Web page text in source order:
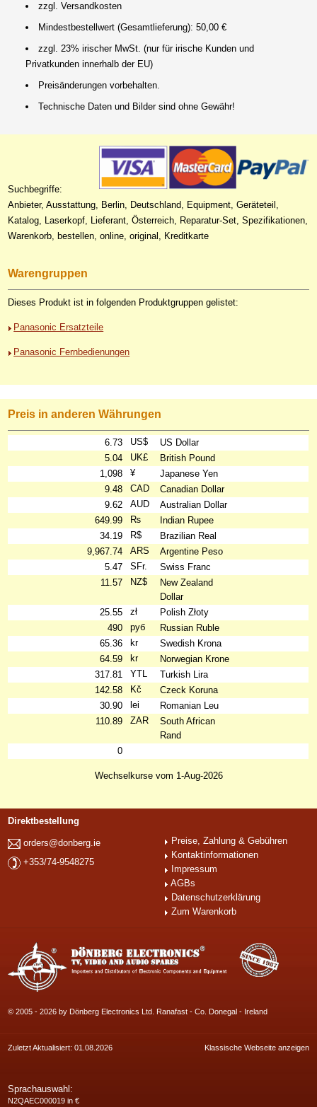
zzgl. Versandkosten
Mindestbestellwert (Gesamtlieferung): 50,00 €
zzgl. 23% irischer MwSt. (nur für irische Kunden und
Privatkunden innerhalb der EU)
Preisänderungen vorbehalten.
Technische Daten und Bilder sind ohne Gewähr!
Suchbegriffe:
Anbieter, Ausstattung, Berlin, Deutschland, Equipment, Geräteteil,
Katalog, Laserkopf, Lieferant, Österreich, Reparatur-Set, Spezifikationen,
Warenkorb, bestellen, online, original, Kreditkarte
Warengruppen
Dieses Produkt ist in folgenden Produktgruppen gelistet:
Panasonic Ersatzteile
Panasonic Fernbedienungen
Preis in anderen Währungen
6.73 US$
US Dollar
5.04
UK£
British Pound
1,098
¥
Japanese Yen
9.48
CAD
Canadian Dollar
9.62
AUD
Australian Dollar
649.99
₨
Indian Rupee
34.19
R$
Brazilian Real
9,967.74
ARS
Argentine Peso
5.47
SFr.
Swiss Franc
11.57
NZ$
New Zealand
Dollar
25.55
zł
Polish Złoty
490
руб
Russian Ruble
65.36
kr
Swedish Krona
64.59
kr
Norwegian Krone
317.81
YTL
Turkish Lira
142.58
Kč
Czeck Koruna
30.90
lei
Romanian Leu
110.89
ZAR
South African
Rand
0
Wechselkurse vom 1-Aug-2026
Direktbestellung
orders@donberg.ie
+353/74-9548275
Preise, Zahlung & Gebühren
Kontaktinformationen
Impressum
AGBs
Datenschutzerklärung
Zum Warenkorb
© 2005 - 2026 by Dönberg Electronics Ltd. Ranafast - Co. Donegal - Ireland
Zuletzt Aktualisiert: 01.08.2026 Klassische Webseite anzeigen
Sprachauswahl:
N2QAEC000019 in €